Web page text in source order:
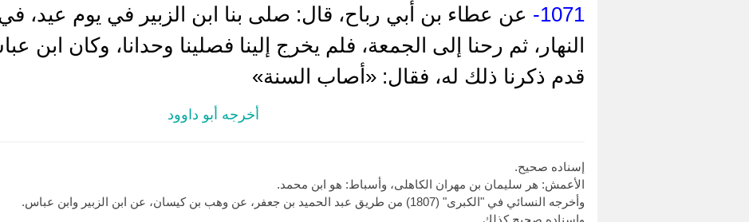
1071-
عن عطاء بن أبي رباح، قال: صلى بنا ابن الزبير في يوم عيد،
النهار، ثم رحنا إلى الجمعة، فلم يخرج إلينا فصلينا وحدانا، وكان ابن
قدم ذكرنا ذلك له، فقال: «أصاب السنة»
أخرجه أبو داوود
إسناده صحيح.
الأعمش: هر سليمان بن مهران الكاهلى، وأسباط: هو ابن محمد.
وأخرجه النسائي في "الكبرى" (1807) من طريق عبد الحميد بن جعفر، عن وهب بن كيسان، عن ابن الزبير وابن عباس.
وإسناده صحيح كذلك.